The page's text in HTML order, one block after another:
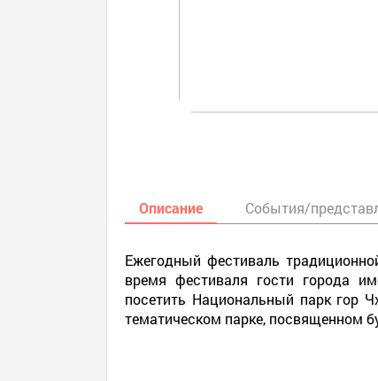
Описание События/
Ежегодный фестиваль
время фестиваля гости города
посетить Национальный парк гор
тематическом парке, посвященном